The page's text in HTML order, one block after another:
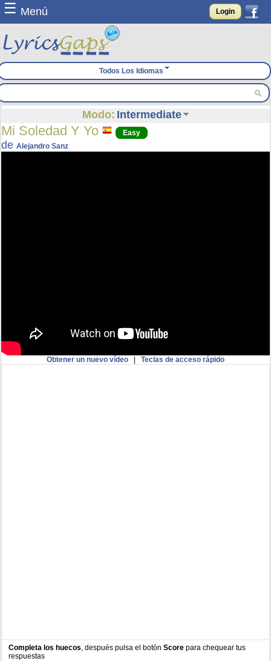
☰ Menú Login
Todos Los Idiomas
Modo: Intermediate
Mi Soledad Y Yo Easy
deAlejandro Sanz
Obtener un nuevo vídeo| Teclas de acceso rápido
Completa los huecos , después pulsa el botónScore para chequear tus
respuestas